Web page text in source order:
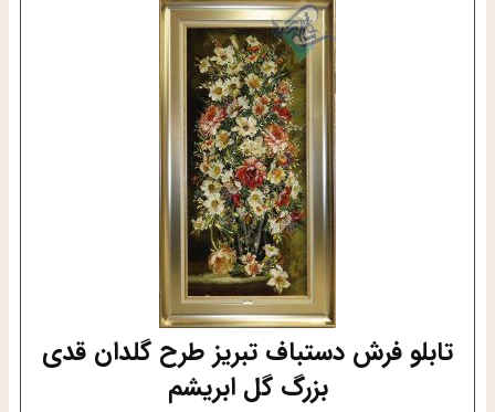
تابلو فرش دستباف تبریز طرح گلدان قدی
بزرگ گل ابریشم